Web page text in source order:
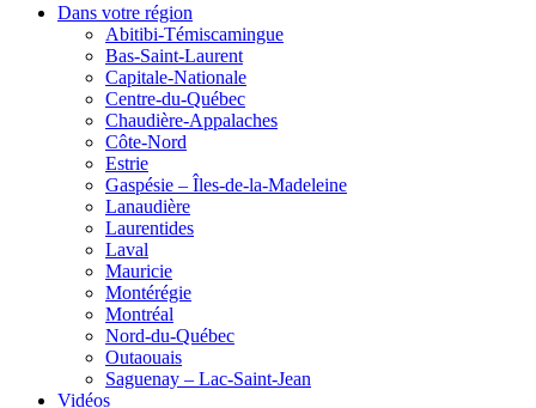
Dans votre région
Abitibi-Témiscamingue
Bas-Saint-Laurent
Capitale-Nationale
Centre-du-Québec
Chaudière-Appalaches
Côte-Nord
Estrie
Gaspésie – Îles-de-la-Madeleine
Lanaudière
Laurentides
Laval
Mauricie
Montérégie
Montréal
Nord-du-Québec
Outaouais
Saguenay – Lac-Saint-Jean
Vidéos